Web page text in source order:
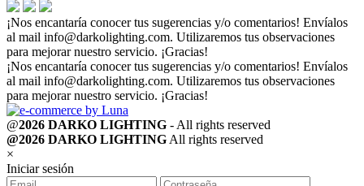
¡Nos encantaría conocer tus sugerencias y/o comentarios! Envíalos
al mail info@darkolighting.com. Utilizaremos tus observaciones
para mejorar nuestro servicio. ¡Gracias!
¡Nos encantaría conocer tus sugerencias y/o comentarios! Envíalos
al mail info@darkolighting.com. Utilizaremos tus observaciones
para mejorar nuestro servicio. ¡Gracias!
@2026 DARKO LIGHTING - All rights reserved
@2026 DARKO LIGHTINGAll rights reserved
×
Iniciar sesión